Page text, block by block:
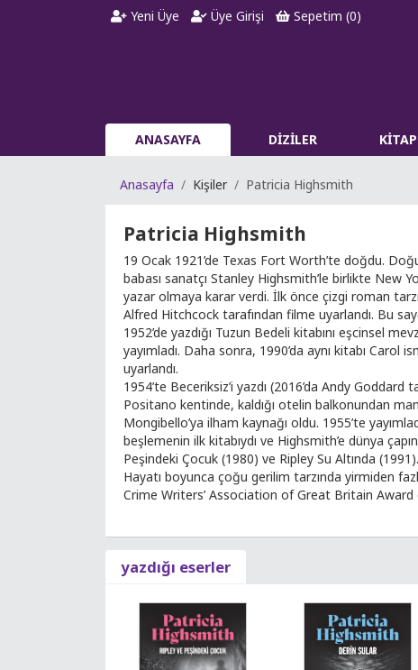
Yeni Üye Üye Girişi Sepetim (0)
ANASAYFA DİZİLER
Anasayfa Kişiler Patricia Highsmith
Patricia Highsmith
19 Ocak 1921’de Texas Fort Worth’te doğdu.
babası sanatçı Stanley Highsmith’le birlikte New
yazar olmaya karar verdi. İlk önce çizgi roman tarzı
Alfred Hitchcock tarafından filme uyarlandı. Bu
1952’de yazdığı Tuzun Bedeli kitabını eşcinsel
yayımladı. Daha sonra, 1990’da aynı kitabı Carol
uyarlandı.
1954’te Beceriksiz’i yazdı (2016’da Andy
Positano kentinde, kaldığı otelin balkonundan
Mongibello’ya ilham kaynağı oldu. 1955’te
beşlemenin ilk kitabıydı ve Highsmith’e dünya
Peşindeki Çocuk (1980) ve Ripley Su Altında
Hayatı boyunca çoğu gerilim tarzında yirmiden
Crime Writers’ Association of Great Britain Award
yazdığı eserler